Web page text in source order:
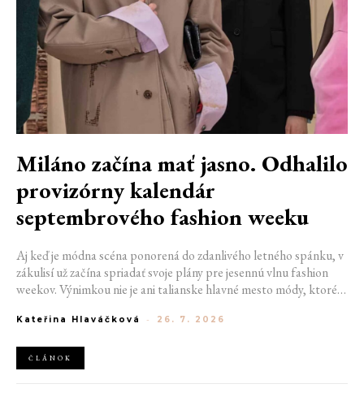
Miláno začína mať jasno. Odhalilo
provizórny kalendár
septembrového fashion weeku
Aj keď je módna scéna ponorená do zdanlivého letného spánku, v
zákulisí už začína spriadať svoje plány pre jesennú vlnu fashion
weekov. Výnimkou nie je ani talianske hlavné mesto módy, ktoré
od 22. do 28. septembra privíta tradičné mená, pozornosť však
značky Moschino.
Kateřina Hlaváčková - 26. 7. 2026
ČLÁNOK